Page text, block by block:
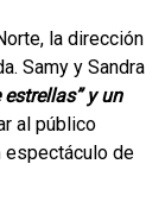
la dirección
Samy y Sandra
estrellas” y un
al público
espectáculo de